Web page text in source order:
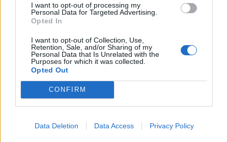
I want to opt-out of processing my
Personal Data for Targeted Advertising.
Opted In
I want to opt-out of Collection, Use,
Retention, Sale, and/or Sharing of my
Personal Data that Is Unrelated with the
Purposes for which it was collected.
Opted Out
CONFIRM
Data Deletion Data Access Privacy Policy
ΔΙΑΤΡΟΦΗ
Κεχρί: Πώς μια ενισχυμένη ποικιλία μπορεί να
«γεμίσει» σίδηρο τα παιδιά, χωρίς παρενέργειες